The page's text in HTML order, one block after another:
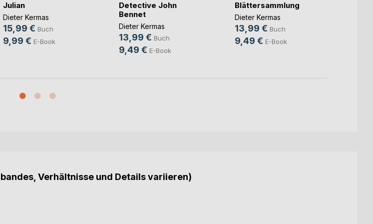
Julian
Dieter Kermas
15,99 € Buch
9,99 € E-Book
Detective John
Bennet
Dieter Kermas
13,99 € Buch
9,49 € E-Book
Blättersammlung
Dieter Kermas
13,99 € Buch
9,49 € E-Book
Verhältnisse und Details variieren)